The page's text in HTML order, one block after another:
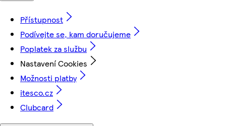
Přístupnost
Podívejte se, kam doručujeme
Poplatek za službu
Nastavení Cookies
Možnosti platby
itesco.cz
Clubcard